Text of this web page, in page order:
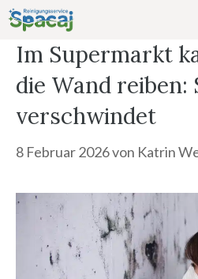
Zum
Inhalt
springen
Im Supermarkt
die Wand reiben:
verschwindet
8 Februar 2026von Katrin